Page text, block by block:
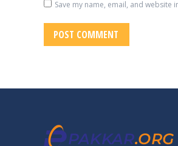
Save my name, email, and
POST COMMENT